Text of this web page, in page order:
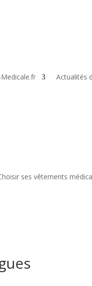
Actualités
ses vêtements